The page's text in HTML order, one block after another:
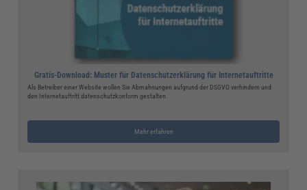
Gratis-Download: Muster für Datenschutzerklärung für Internetauftritte
Als Betreiber einer Website wollen Sie Abmahnungen aufgrund der DSGVO verhindern und
den Internetauftritt datenschutzkonform gestalten.
Mehr erfahren